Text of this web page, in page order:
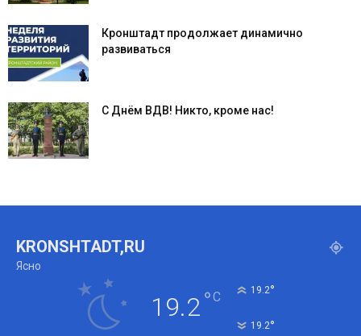
Кронштадт продолжает динамично
развиваться
С Днём ВДВ! Никто, кроме нас!
KRONSHTADT,RU
Ясно
19.2°C 19.2°
19.2°